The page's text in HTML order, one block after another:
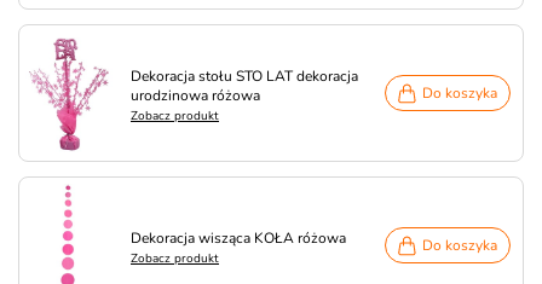
Dekoracja stołu STO LAT dekoracja
urodzinowa różowa
Zobacz produkt
Do koszyka
Dekoracja wisząca KOŁA różowa
Zobacz produkt
Do koszyka